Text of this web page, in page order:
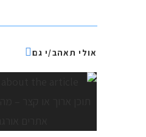
אולי תאהב/י גם